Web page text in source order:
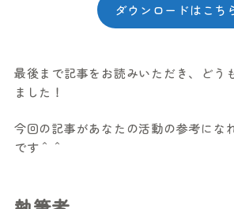
ダウンロードはこち
最後まで記事をお読みいただき、どう
ました！
今回の記事があなたの活動の参考にな
です＾＾